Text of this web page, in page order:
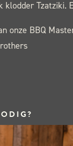
klodder Tzatziki.
onze BBQ